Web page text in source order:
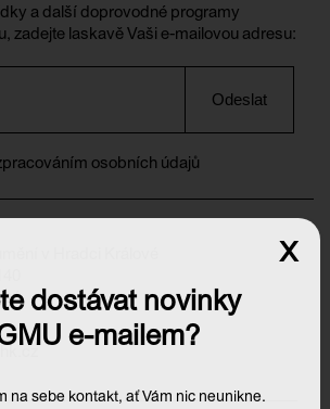
a další doprovodné programy
zadejte laskavě Vaši e-mailovou adresu:
Odeslat
osobních údajů
dostávat novinky
e-mailem?
na sebe kontakt, ať Vám nic neunikne.
x